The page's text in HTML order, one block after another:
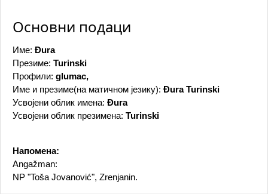
Основни подаци
Име: Đura
Презиме: Turinski
Профили: glumac,
Име и презиме(на матичном језику): Đura Turinski
Усвојени облик имена: Đura
Усвојени облик презимена: Turinski
Напомена:
Angažman:
NP "Toša Jovanović", Zrenjanin.